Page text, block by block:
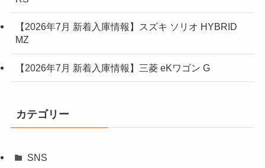
【2026年7月 新着入庫情報】スズキ ソリオ HYBRID
MZ
【2026年7月 新着入庫情報】三菱 eKワゴン G
カテゴリー
SNS